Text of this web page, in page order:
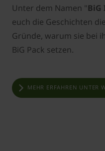
Unter dem Namen "BiG
euch die Geschichten
Gründe, warum sie bei
BiG Pack setzen.
MEHR ERFAHREN UNTER